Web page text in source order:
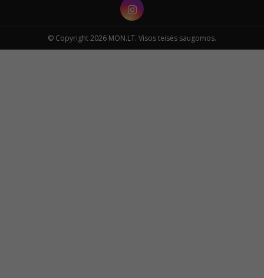
Instagram
© Copyright 2026 MON.LT. Visos teisės saugomos.